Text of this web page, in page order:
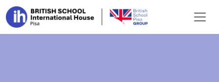
Vai al contenuto